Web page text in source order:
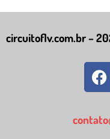
circuitoflv.com.br –